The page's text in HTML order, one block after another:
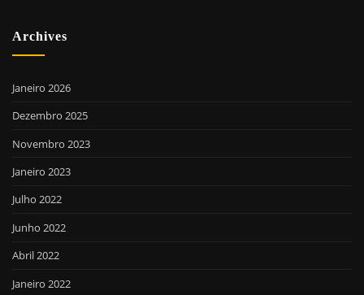
Archives
Janeiro 2026
Dezembro 2025
Novembro 2023
Janeiro 2023
Julho 2022
Junho 2022
Abril 2022
Janeiro 2022